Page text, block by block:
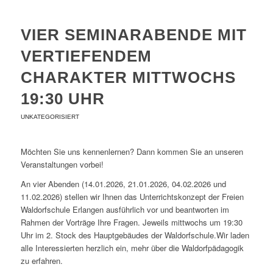
VIER SEMINARABENDE MIT
VERTIEFENDEM
CHARAKTER MITTWOCHS
19:30 UHR
UNKATEGORISIERT
Möchten Sie uns kennenlernen? Dann kommen Sie an unseren
Veranstaltungen vorbei!
An vier Abenden (14.01.2026, 21.01.2026, 04.02.2026 und
11.02.2026) stellen wir Ihnen das Unterrichtskonzept der Freien
Waldorfschule Erlangen ausführlich vor und beantworten im
Rahmen der Vorträge Ihre Fragen. Jeweils mittwochs um 19:30
Uhr im 2. Stock des Hauptgebäudes der Waldorfschule.Wir laden
alle Interessierten herzlich ein, mehr über die Waldorfpädagogik
zu erfahren.